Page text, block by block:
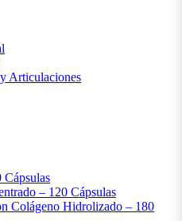
Articulaciones
Cápsulas
– 120 Cápsulas
Colágeno Hidrolizado – 180